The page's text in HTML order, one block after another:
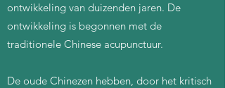
ontwikkeling van duizenden jaren. De
ontwikkeling is begonnen met de
traditionele Chinese acupunctuur.
De oude Chinezen hebben, door het kritisch